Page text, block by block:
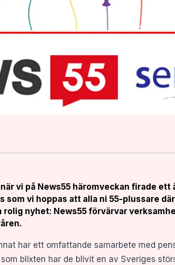
vi på News55 häromveckan firade ett
som vi hoppas att alla ni 55-plussare
rolig nyhet: News55 förvärvar
har ett omfattande samarbete med
blixten har de blivit en av Sveriges